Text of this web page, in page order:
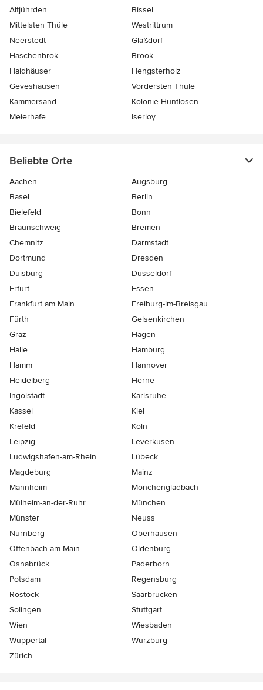
Altjührden
Bissel
Mittelsten Thüle
Westrittrum
Neerstedt
Glaßdorf
Haschenbrok
Brook
Haidhäuser
Hengsterholz
Geveshausen
Vordersten Thüle
Kammersand
Kolonie Huntlosen
Meierhafe
Iserloy
Beliebte Orte
Aachen
Augsburg
Basel
Berlin
Bielefeld
Bonn
Braunschweig
Bremen
Chemnitz
Darmstadt
Dortmund
Dresden
Duisburg
Düsseldorf
Erfurt
Essen
Frankfurt am Main
Freiburg-im-Breisgau
Fürth
Gelsenkirchen
Graz
Hagen
Halle
Hamburg
Hamm
Hannover
Heidelberg
Herne
Ingolstadt
Karlsruhe
Kassel
Kiel
Krefeld
Köln
Leipzig
Leverkusen
Ludwigshafen-am-Rhein
Lübeck
Magdeburg
Mainz
Mannheim
Mönchen­gladbach
Mülheim-an-der-Ruhr
München
Münster
Neuss
Nürnberg
Oberhausen
Offenbach-am-Main
Oldenburg
Osnabrück
Paderborn
Potsdam
Regensburg
Rostock
Saarbrücken
Solingen
Stuttgart
Wien
Wiesbaden
Wuppertal
Würzburg
Zürich